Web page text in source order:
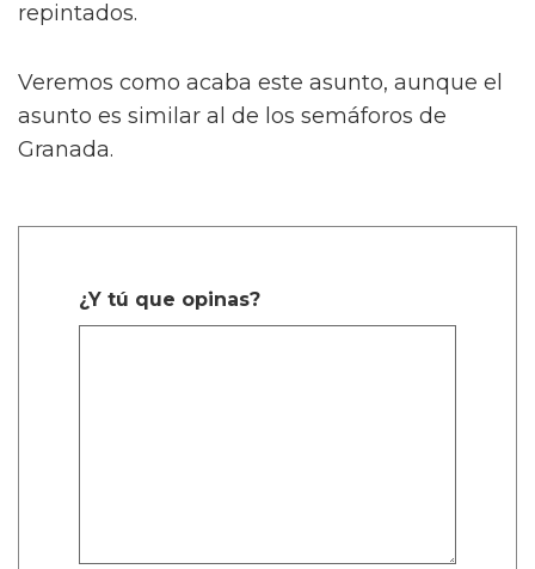
repintados.
Veremos como acaba este asunto, aunque el
asunto es similar al de los semáforos de
Granada.
¿Y tú que opinas?